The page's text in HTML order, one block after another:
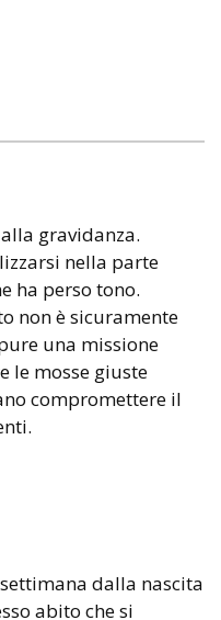
gravidanza.
nella parte
ha perso tono.
non è sicuramente
una missione
le mosse giuste
compromettere il
dalla nascita
abito che si